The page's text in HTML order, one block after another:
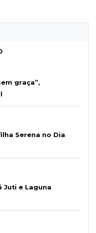
graça”,
Serena no Dia
Juti e Laguna